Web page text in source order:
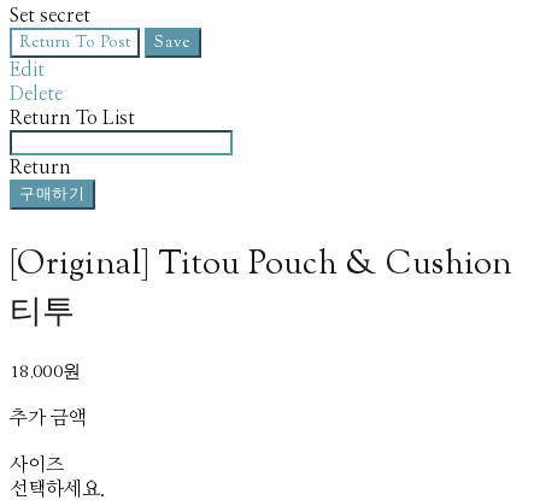
Set secret
Return To Post Save
Edit
Delete
Return To List
Return
구매하기
[Original] Titou Pouch & Cushion
티투
18,000원
추가 금액
사이즈
선택하세요.